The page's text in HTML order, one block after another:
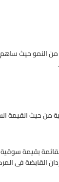
النمو حيث